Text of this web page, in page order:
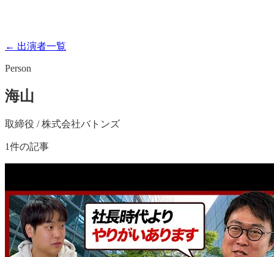
← 出演者一覧
Person
海山
取締役 / 株式会社バトンズ
1件の記事